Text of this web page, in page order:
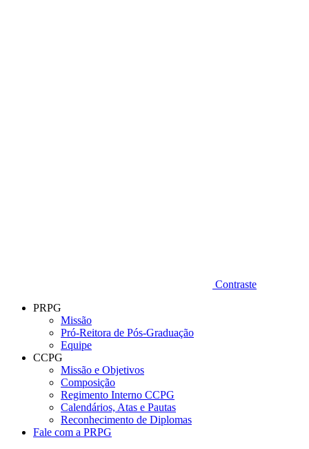
Contraste
PRPG
Missão
Pró-Reitora de Pós-Graduação
Equipe
CCPG
Missão e Objetivos
Composição
Regimento Interno CCPG
Calendários, Atas e Pautas
Reconhecimento de Diplomas
Fale com a PRPG